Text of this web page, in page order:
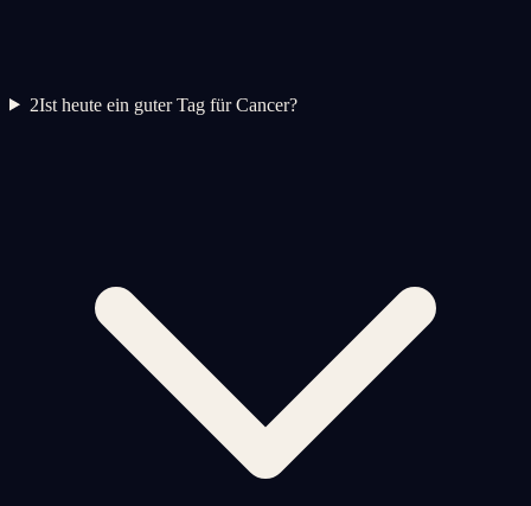
2Ist heute ein guter Tag für Cancer?